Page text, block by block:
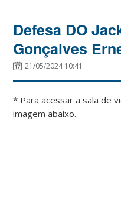
Defesa DO
Gonçalves
21/05/2024 10:41
* Para acessar a sala de
imagem abaixo.